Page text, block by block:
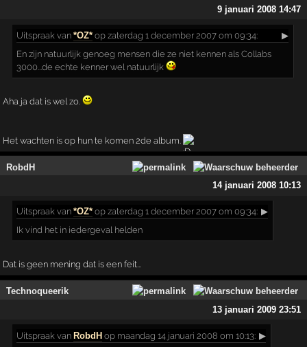
9 januari 2008 14:47
Uitspraak van*OZ* op zaterdag 1 december 2007 om 09:34:
▶
En zijn natuurlijk genoeg mensen die ze niet kennen als Collabs
3000...de echte kenner wel natuurlijk
Aha ja dat is wel zo.
Het wachten is op hun te komen 2de album.
RobdH
14 januari 2008 10:13
Uitspraak van*OZ* op zaterdag 1 december 2007 om 09:34: ▶
Ik vind het in iedergeval helden
Dat is geen mening dat is een feit...
Technoqueerik
13 januari 2009 23:51
Uitspraak vanRobdH op maandag 14 januari 2008 om 10:13: ▶